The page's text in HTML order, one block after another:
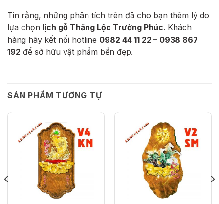
Tin rằng, những phân tích trên đã cho bạn thêm lý do
lựa chọn lịch gỗ Thăng Lộc Trường Phúc. Khách
hàng hãy kết nối hotline 0982 44 11 22 – 0938 867
192 để sở hữu vật phẩm bền đẹp.
SẢN PHẨM TƯƠNG TỰ